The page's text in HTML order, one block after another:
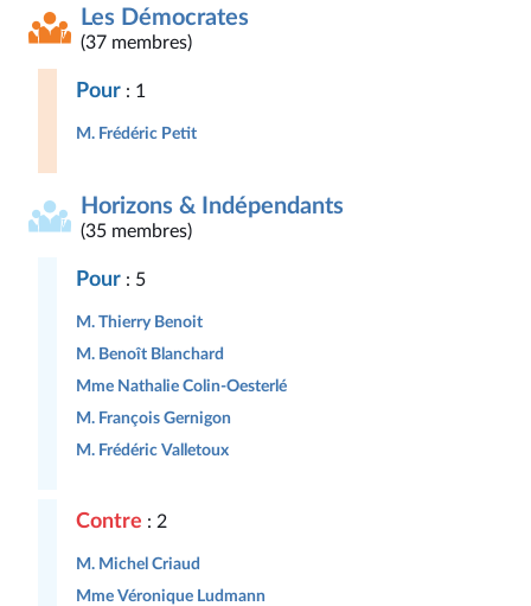
Les Démocrates
(37 membres)
Pour : 1
M. Frédéric Petit
Horizons & Indépendants
(35 membres)
Pour : 5
M. Thierry Benoit
M. Benoît Blanchard
Mme Nathalie Colin-Oesterlé
M. François Gernigon
M. Frédéric Valletoux
Contre : 2
M. Michel Criaud
Mme Véronique Ludmann